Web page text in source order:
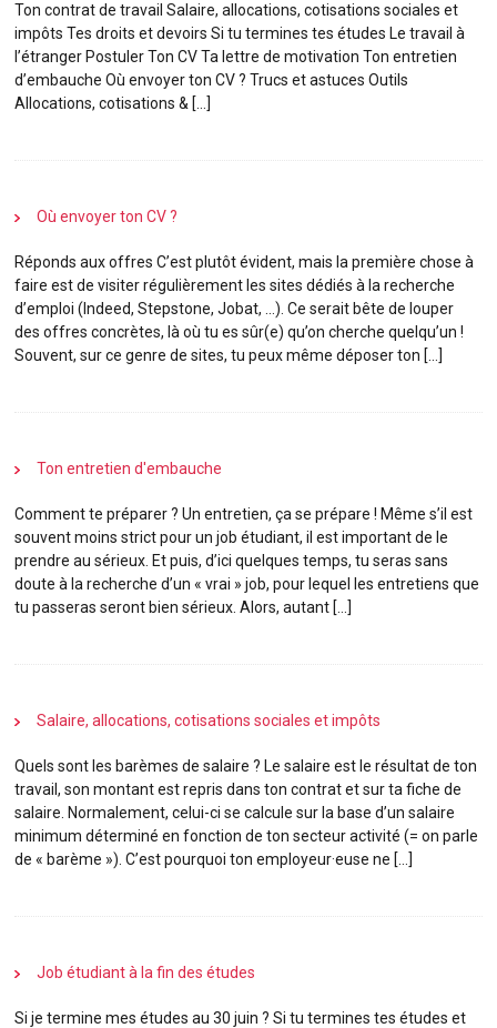
Ton contrat de travail Salaire, allocations, cotisations sociales et
impôts Tes droits et devoirs Si tu termines tes études Le travail à
l’étranger Postuler Ton CV Ta lettre de motivation Ton entretien
d’embauche Où envoyer ton CV ? Trucs et astuces Outils
Allocations, cotisations & […]
Où envoyer ton CV ?
Réponds aux offres C’est plutôt évident, mais la première chose à
faire est de visiter régulièrement les sites dédiés à la recherche
d’emploi (Indeed, Stepstone, Jobat, …). Ce serait bête de louper
des offres concrètes, là où tu es sûr(e) qu’on cherche quelqu’un !
Souvent, sur ce genre de sites, tu peux même déposer ton […]
Ton entretien d'embauche
Comment te préparer ? Un entretien, ça se prépare ! Même s’il est
souvent moins strict pour unjob étudiant, il est important de le
prendre au sérieux. Et puis, d’ici quelques temps, tu seras sans
doute à la recherche d’un « vrai »job, pour lequel les entretiens que
tu passeras seront bien sérieux. Alors, autant […]
Salaire, allocations, cotisations sociales et impôts
Quels sont les barèmes de salaire ? Le salaire est le résultat de ton
travail, son montant est repris dans ton contrat et sur ta fiche de
salaire. Normalement, celui-ci se calcule sur la base d’un salaire
minimum déterminé en fonction de ton secteur activité (= on parle
de « barème »). C’est pourquoi ton employeur·euse ne […]
Job étudiantà la fin des études
Si je termine mes études au 30 juin ? Si tu termines tes études et